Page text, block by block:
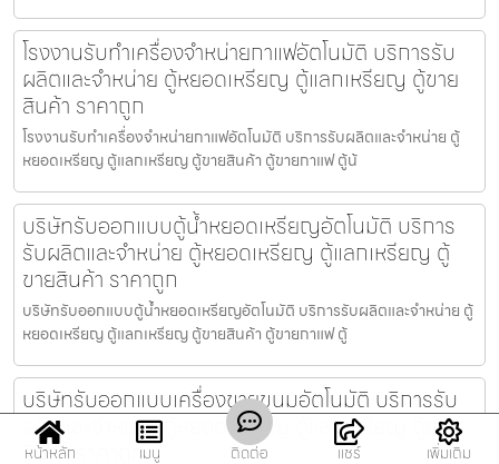
โรงงานรับทำเครื่องจำหน่ายกาแฟ​อัตโนมัติ บริการรับ
ผลิตและจำหน่าย ตู้หยอดเหรียญ ตู้แลกเหรียญ ตู้ขาย
สินค้า ราคาถูก
โรงงานรับทำเครื่องจำหน่ายกาแฟ​อัตโนมัติ บริการรับผลิตและจำหน่าย ตู้
หยอดเหรียญ ตู้แลกเหรียญ ตู้ขายสินค้า ตู้ขายกาแฟ ตู้น้
บริษัทรับออกแบบตู้น้ำหยอดเหรียญ​อัตโนมัติ บริการ
รับผลิตและจำหน่าย ตู้หยอดเหรียญ ตู้แลกเหรียญ ตู้
ขายสินค้า ราคาถูก
บริษัทรับออกแบบตู้น้ำหยอดเหรียญ​อัตโนมัติ บริการรับผลิตและจำหน่าย ตู้
หยอดเหรียญ ตู้แลกเหรียญ ตู้ขายสินค้า ตู้ขายกาแฟ ตู้
บริษัทรับออกแบบเครื่องขายขนม​อัตโนมัติ บริการรับ
ผลิตและจำหน่าย ตู้หยอดเหรียญ ตู้แลกเหรียญ ตู้ขาย
สินค้า ราคาถูก
หน้าหลัก เมนู ติดต่อ แชร์ เพิ่มเติม